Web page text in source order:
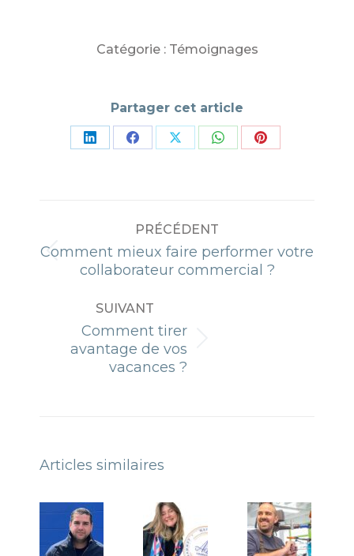
Catégorie : Témoignages
Partager cet article
PartagerPartagerPartagerPartagerPartager
ARTICLE
PRÉCÉDENT
Article
précédent
Comment mieux faire performer votre
collaborateur commercial ?
SUIVANT
Article
suivant
Comment tirer
avantage de vos
vacances ?
Articles similaires
Témoignage
de Baptiste
LEDUC,
Témoignage
d’Adèle
Bailly,